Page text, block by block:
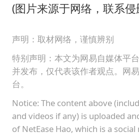
(图片来源于网络，联系侵
声明：取材网络，谨慎辨别
特别声明：本文为网易自媒体平
并发布，仅代表该作者观点。网
台。
Notice: The content above
and videos if any) is uploaded
of NetEase Hao, which is a